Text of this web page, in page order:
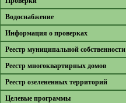
Водоснабжение
Информация о проверках
Реестр муниципальной собственности
Реестр многоквартирных домов
Реестр озелененных территорий
Целевые программы